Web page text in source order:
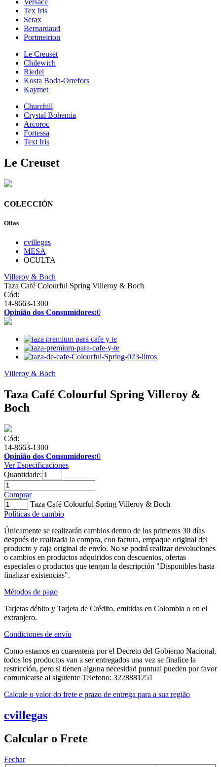
Tex Iris
Serax
Bernardaud
Portmeirion
Le Creuset
Chilewich
Riedel
Kosta Boda-Orrefors
Kaymet
Churchill
Crystal Bohemia
Arcoroc
Fortessa
Text Iris
Le Creuset
COLECCIÓN
Ollas
cvillegas
MESA
OCULTA
Villeroy & Boch
Taza Café Colourful Spring Villeroy & Boch
Cód:
14-8663-1300
Opinião dos Consumidores:0
Villeroy & Boch
Taza Café Colourful Spring Villeroy &
Boch
Cód:
14-8663-1300
Opinião dos Consumidores:0
Ver Especificaciones
Quantidade:
Comprar
Taza Café Colourful Spring Villeroy & Boch
Políticas de cambio
Únicamente se realizarán cambios dentro de los primeros 30 días
después de realizada la compra, con factura, empaque original del
producto y caja original de envío. No se podrá realizar devoluciones
o cambios en productos adquiridos con descuentos, ofertas
especiales o productos que tengan la descripción "Disponibles hasta
finalizar existencias".
Métodos de pago
Tarjetas débito y Tarjeta de Crédito, emitidas en Colombia o en el
extranjero.
Condiciones de envío
Como estamos en cuarentena por el Decreto del Gobierno Nacional,
todos los productos van a ser entregados una vez se finalice la
restricción, pero si tienen alguna necesidad puntual pueden por favor
comunicarse al siguiente Telefono: 3228881251
Calcule o valor do frete e prazo de entrega para a sua região
cvillegas
Calcular o Frete
Fechar